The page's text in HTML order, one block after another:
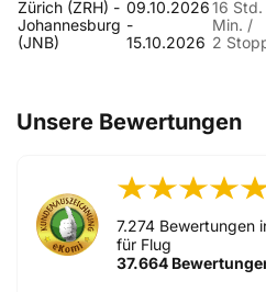
Zürich (ZRH) -
Johannesburg
(JNB)
09.10.2026
-
15.10.2026
16
Min. /
2
Unsere Bewertungen
7.274 Bewertungen
für Flug
37.664